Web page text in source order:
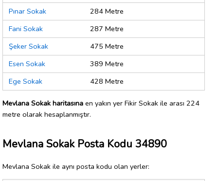
Pınar Sokak
284 Metre
Fani Sokak
287 Metre
Şeker Sokak
475 Metre
Esen Sokak
389 Metre
Ege Sokak
428 Metre
Mevlana Sokak haritasına en yakın yer Fikir Sokak ile arası 224
metre olarak hesaplanmıştır.
Mevlana Sokak Posta Kodu 34890
Mevlana Sokak ile aynı posta kodu olan yerler: